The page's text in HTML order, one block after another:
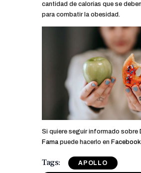
cantidad de calorías que se
para combatir la obesidad.­­­
Si quiere seguir informado sobre
Fama puede hacerlo en Facebook
Tags: APOLLO